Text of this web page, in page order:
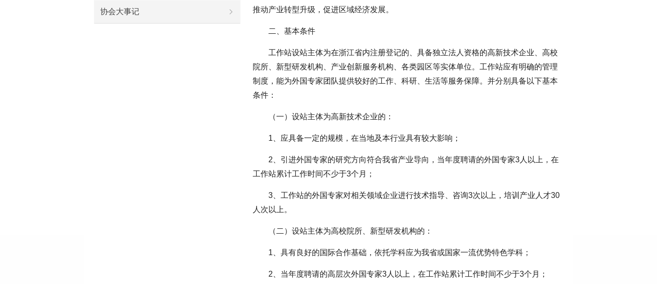
推动产业转型升级，促进区域经济发展。
二、基本条件
工作站设站主体为在浙江省内注册登记的、具备独立法人资格的高新技术企业、高校
院所、新型研发机构、产业创新服务机构、各类园区等实体单位。工作站应有明确的管理
制度，能为外国专家团队提供较好的工作、科研、生活等服务保障。并分别具备以下基本
条件：
（一）设站主体为高新技术企业的：
1、应具备一定的规模，在当地及本行业具有较大影响；
2、引进外国专家的研究方向符合我省产业导向，当年度聘请的外国专家3人以上，在
工作站累计工作时间不少于3个月；
3、工作站的外国专家对相关领域企业进行技术指导、咨询3次以上，培训产业人才30
人次以上。
（二）设站主体为高校院所、新型研发机构的：
1、具有良好的国际合作基础，依托学科应为我省或国家一流优势特色学科；
2、当年度聘请的高层次外国专家3人以上，在工作站累计工作时间不少于3个月；
协会大事记